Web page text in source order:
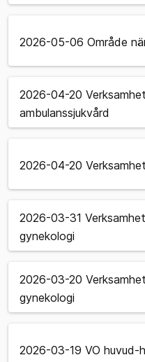
2026-05-06 Område
2026-04-20
ambulanssjukvård
2026-04-20
2026-03-31
gynekologi
2026-03-20
gynekologi
2026-03-19 VO huvud-